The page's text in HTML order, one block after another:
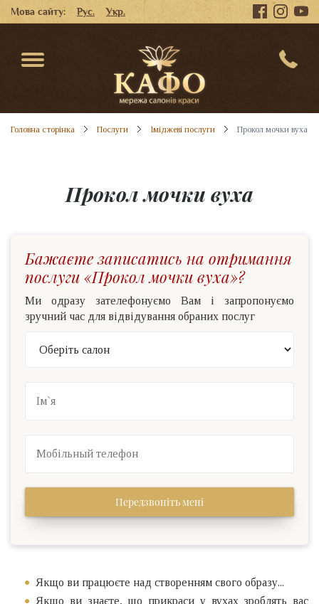
Мова сайту: Рус. Укр.
Головна сторінка Послуги Іміджеві послуги Прокол мочки вуха
Прокол мочки вуха
Бажаєте записатись на отримання
послуги «Прокол мочки вуха»?
Ми одразу зателефонуємо Вам і запропонуємо
зручний час для відвідування обраних послуг
Передзвоніть мені
Якщо ви працюєте над створенням свого образу...
Якщо ви знаєте, що прикраси у вухах зроблять вас